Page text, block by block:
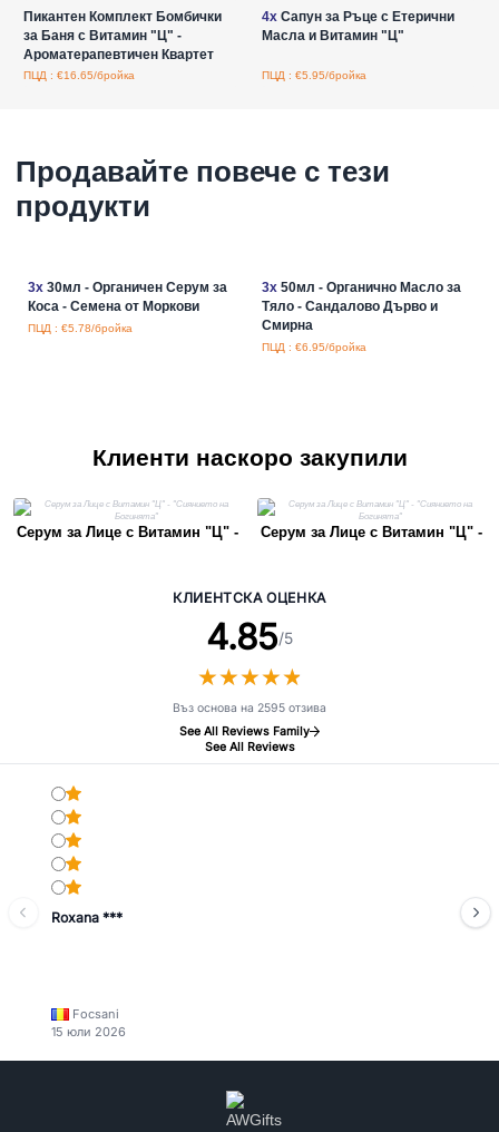
Пикантен Комплект Бомбички
за Баня с Витамин "Ц" -
Ароматерапевтичен Квартет
ПЦД : €16.65/бройка
4xСапун за Ръце с Етерични
Масла и Витамин "Ц"
ПЦД : €5.95/бройка
Продавайте повече с тези
продукти
3x30мл - Органичен Серум за
Коса - Семена от Моркови
ПЦД : €5.78/бройка
3x50мл - Органично Масло за
Тяло - Сандалово Дърво и
Смирна
ПЦД : €6.95/бройка
Клиенти наскоро закупили
Серум за Лице с Витамин "Ц" -
Серум за Лице с Витамин "Ц" -
КЛИЕНТСКА ОЦЕНКА
4.85/5
★★★★★
★★★★★
Въз основа на 2595 отзива
See All Reviews Family
See All Reviews
Roxana ***
Focsani
15 юли 2026